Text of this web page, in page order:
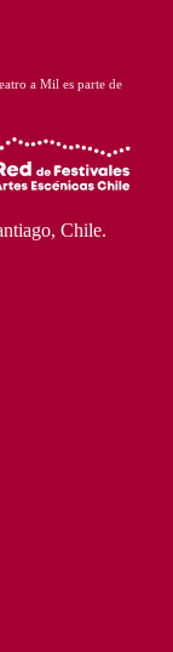
Chile.